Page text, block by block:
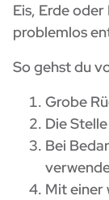
Eis, Erde oder
problemlos
So gehst du
Grobe
Die
Bei
Mit einer